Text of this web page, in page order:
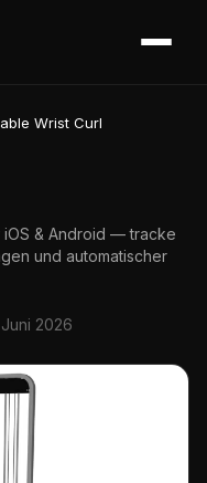
Wrist Curl
& Android — tracke
und automatischer
2026